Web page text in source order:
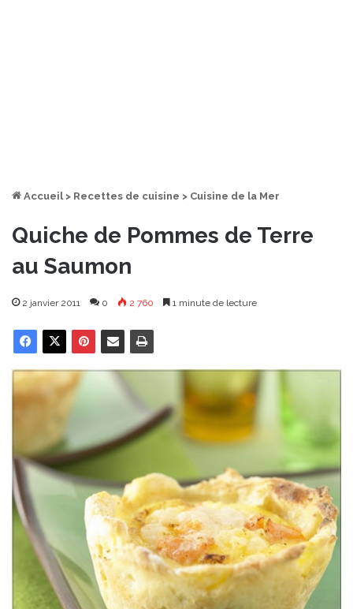
Accueil > Recettes de cuisine > Cuisine de la Mer
Quiche de Pommes de Terre
au Saumon
2 janvier 2011 0 2 760 1 minute de lecture